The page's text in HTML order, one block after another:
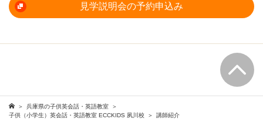
見学説明会の予約申込み
兵庫県の子供英会話・英語教室
子供（小学生）英会話・英語教室 ECCKIDS 夙川校
講師紹介